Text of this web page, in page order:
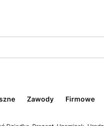
Zawody Firmowe